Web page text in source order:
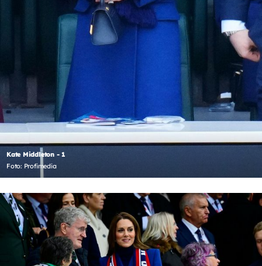
Kate Middleton - 1
Foto: Profimedia